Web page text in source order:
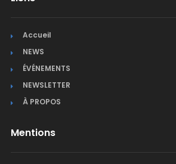
Accueil
NEWS
ÉVÉNEMENTS
NEWSLETTER
À PROPOS
Mentions